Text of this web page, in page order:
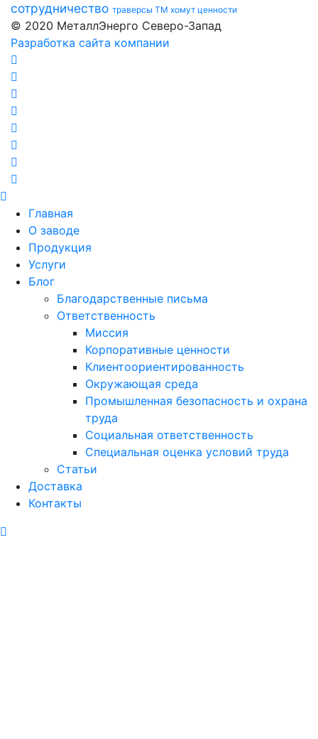
сотрудничество траверсы ТМ хомут ценности
© 2020 МеталлЭнерго Северо-Запад
Разработка сайта компании
Главная
О заводе
Продукция
Услуги
Блог
Благодарственные письма
Ответственность
Миссия
Корпоративные ценности
Клиентоориентированность
Окружающая среда
Промышленная безопасность и охрана
труда
Социальная ответственность
Специальная оценка условий труда
Статьи
Доставка
Контакты